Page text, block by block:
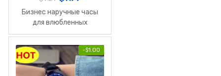
Бизнес наручные часы
для влюбленных
-$1.00